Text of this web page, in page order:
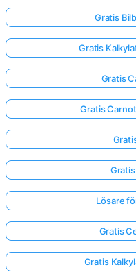
Gratis
Gratis
Gratis
Gratis
Lösare
Gratis
Gratis